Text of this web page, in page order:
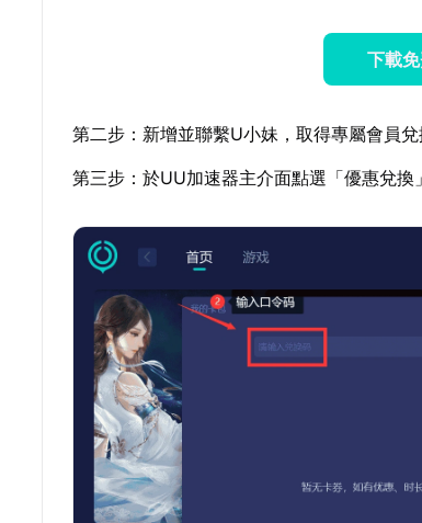
下載
第二步：新增並聯繫U小妹，取得專屬會員兌
第三步：於UU加速器主介面點選「優惠兌換